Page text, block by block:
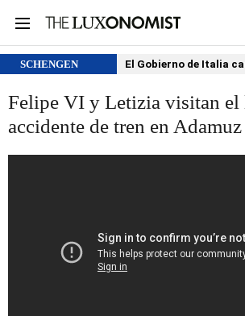
SCHENGEN El Gobierno de Italia
Felipe VI y Letizia visitan el
accidente de tren en Adamuz